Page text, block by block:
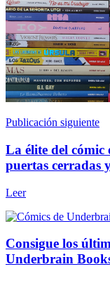
Publicación siguiente
La élite del cómic
puertas cerradas
Leer
Consigue los
Underbrain